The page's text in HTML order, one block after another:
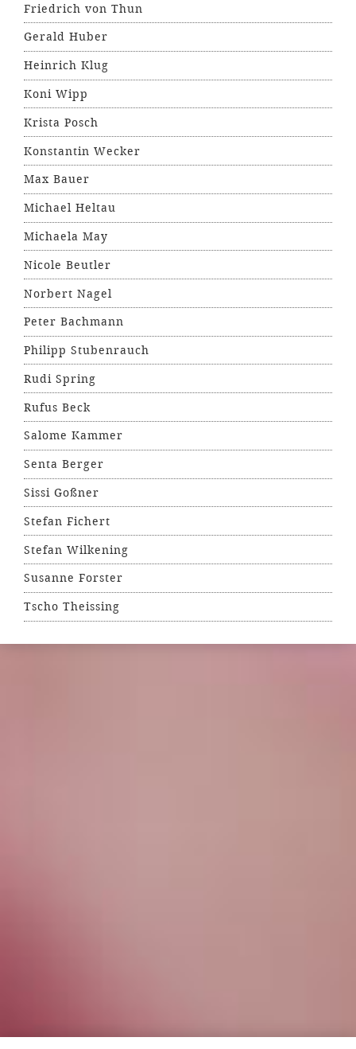
Friedrich von Thun
Gerald Huber
Heinrich Klug
Koni Wipp
Krista Posch
Konstantin Wecker
Max Bauer
Michael Heltau
Michaela May
Nicole Beutler
Norbert Nagel
Peter Bachmann
Philipp Stubenrauch
Rudi Spring
Rufus Beck
Salome Kammer
Senta Berger
Sissi Goßner
Stefan Fichert
Stefan Wilkening
Susanne Forster
Tscho Theissing